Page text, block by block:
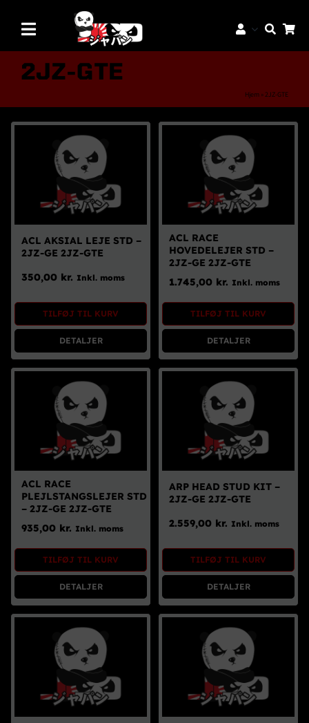
contentToggle
Navigation
Reservedele
Servicedele
K-Truck Dele
Bilpleje
Tilbud
Brugte Dele
Kontakt Os
2JZ-GTE
Hjem »2JZ-GTE
ACL AKSIAL LEJE STD –
2JZ-GE 2JZ-GTE
350,00 kr. Inkl. moms
TILFØJ TIL KURV
DETALJER
ACL RACE
HOVEDELEJER STD –
2JZ-GE 2JZ-GTE
1.745,00 kr. Inkl. moms
TILFØJ TIL KURV
DETALJER
ACL RACE
PLEJLSTANGSLEJER STD
– 2JZ-GE 2JZ-GTE
935,00 kr. Inkl. moms
TILFØJ TIL KURV
DETALJER
ARP HEAD STUD KIT –
2JZ-GE 2JZ-GTE
2.559,00 kr. Inkl. moms
TILFØJ TIL KURV
DETALJER